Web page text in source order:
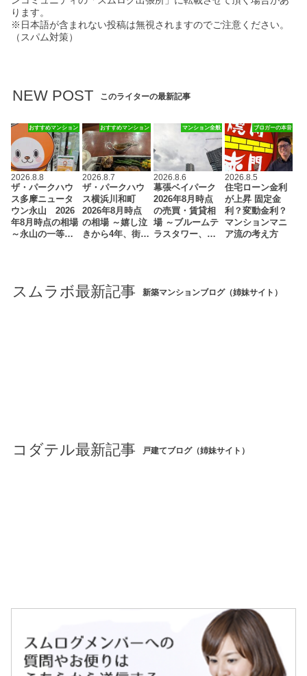
ります。
※日本語が含まれない投稿は無視されますのでご注意ください。
（スパム対策）
NEW POST このライターの最新記事
おすすめマンション
2026.8.8
ザ・パークハウ
ス多摩ニュータ
ウン永山 2026
年8月時点の相場
～永山の一等…
おすすめマンション
2026.8.7
ザ・パークハウ
ス横浜川和町
2026年8月時点
の相場 ～嬉し泣
きから4年、街…
マンション全般
2026.8.6
幕張ベイパーク
2026年8月時点
の売買・賃貸相
場 ～ブルームテ
ラスタワー、…
ブロガーの本音
2026.8.5
住宅ローン金利
が上昇 固定金
利？変動金利？
マンションマニ
ア流の考え方
スムラボ最新記事 新築マンションブログ（姉妹サイト）
コダテル最新記事 戸建てブログ（姉妹サイト）